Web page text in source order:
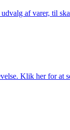
af varer, til
Klik her for at